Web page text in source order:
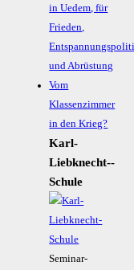
in Uedem, für
Frieden,
und Abrüstung
Vom
Klassenzimmer
in den Krieg?
Karl-
Liebknecht-­
Schule
Seminar-